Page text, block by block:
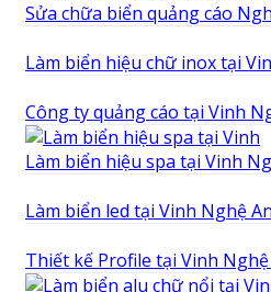
Sửa chữa biển quảng cáo
Làm biển hiệu chữ inox tại
Công ty quảng cáo tại Vinh
Làm biển hiệu spa tại Vinh
Làm biển led tại Vinh Nghệ
Thiết kế Profile tại Vinh Nghệ